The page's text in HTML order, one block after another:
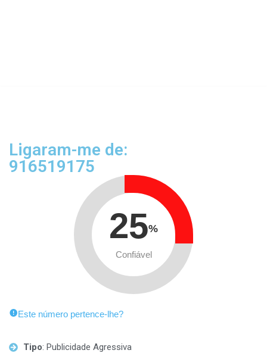
Ligaram-me de:
916519175
25%
Confiável
Este número pertence-lhe?
Tipo: Publicidade Agressiva